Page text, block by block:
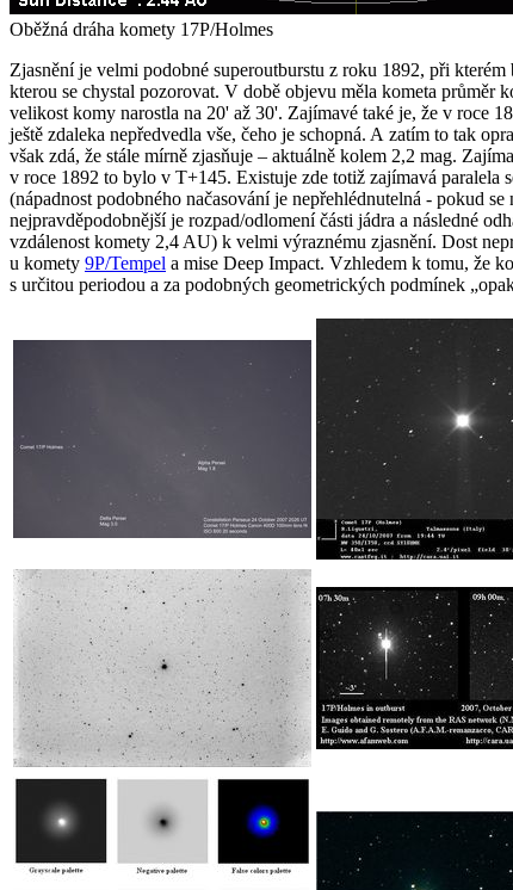
Oběžná dráha komety 17P/Holmes
Zjasnění je velmi podobné superoutburstu z roku 1892, při
kterou se chystal pozorovat. V době objevu měla kometa
velikost komy narostla na 20' až 30'. Zajímavé také je, že v roce
ještě zdaleka nepředvedla vše, čeho je schopná. A zatím to tak
však zdá, že stále mírně zjasňuje – aktuálně kolem 2,2 mag.
v roce 1892 to bylo v T+145. Existuje zde totiž zajímavá paralela
(nápadnost podobného načasování je nepřehlédnutelná - pokud
nejpravděpodobnější je rozpad/odlomení části jádra a následné
vzdálenost komety 2,4 AU) k velmi výraznému zjasnění. Dost
u komety 9P/Tempel a mise Deep Impact. Vzhledem k tomu, že
s určitou periodou a za podobných geometrických podmínek